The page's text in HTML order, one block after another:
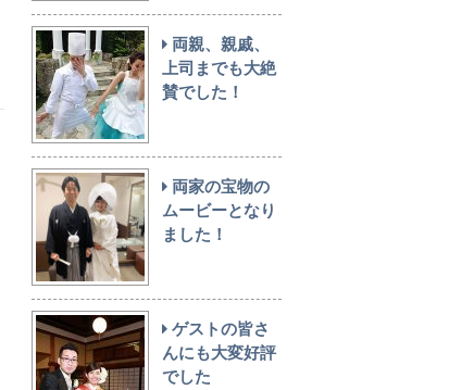
両親、親戚、
上司までも大絶
賛でした！
両家の宝物の
ムービーとなり
ました！
ゲストの皆さ
んにも大変好評
でした